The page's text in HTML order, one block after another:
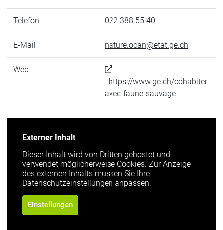
Telefon 022 388 55 40
E-Mail nature.ocan@etat.ge.ch
Web
https://www.ge.ch/cohabiter-
avec-faune-sauvage
Externer Inhalt
Dieser Inhalt wird von Dritten gehostet und
verwendet möglicherweise Cookies. Zur Anzeige
des externen Inhalts müssen Sie Ihre
Datenschutzeinstellungen anpassen.
Einstellungen